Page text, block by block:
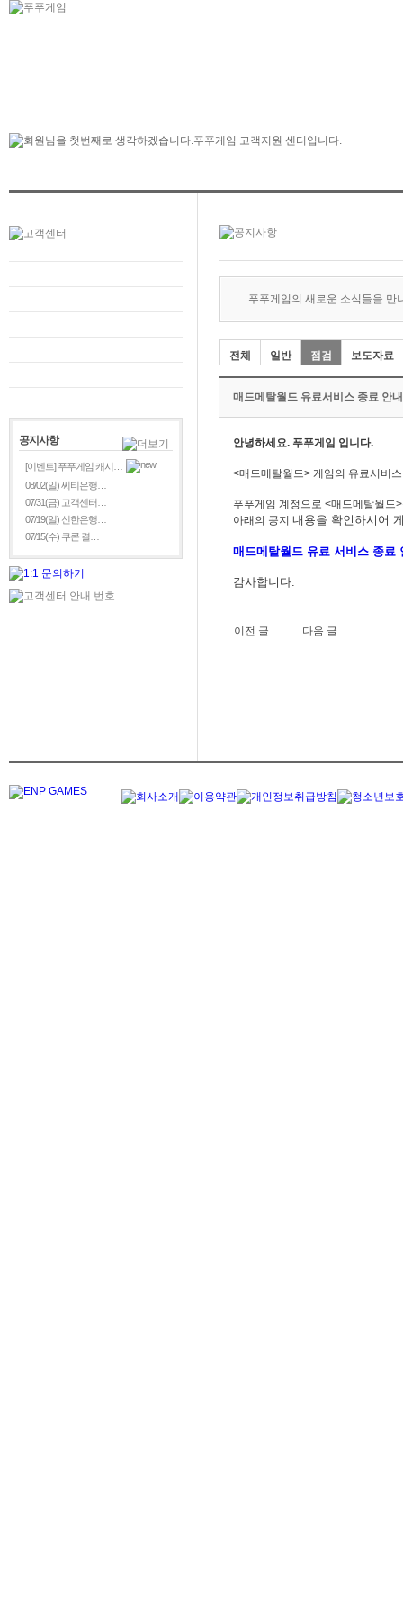
공지사항
[이벤트] 푸푸게임 캐시…
08/02(일) 씨티은행…
07/31(금) 고객센터…
07/19(일) 신한은행…
07/15(수) 쿠콘 결…
푸푸게임의 새로운 소식들을 만
전체 일반 점검 보도자료
매드메탈월드 유료서비스 종료 안내
안녕하세요. 푸푸게임 입니다.
<매드메탈월드> 게임의 유료서비
푸푸게임 계정으로 <매드메탈월드
아래의 공지 내용을 확인하시어
매드메탈월드 유료 서비스 종료
감사합니다.
이전 글 다음 글